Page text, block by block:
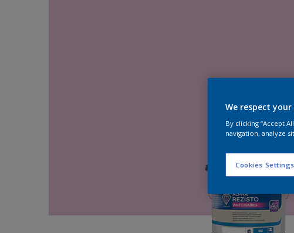
We respect your
By clicking “Accept
navigation, analyze
Cookies Settings